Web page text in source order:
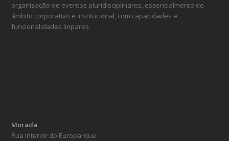
organização de eventos pluridisciplinares, essencialmente de
âmbito corporativo e institucional, com capacidades e
funcionalidades ímpares.
Morada
Rua Interior do Europarque